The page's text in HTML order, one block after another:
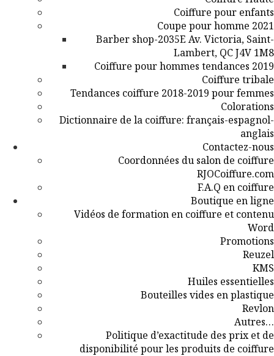
Coiffure pour enfants
Coupe pour homme 2021
Barber shop-2035E Av. Victoria, Saint-
Lambert, QC J4V 1M8
Coiffure pour hommes tendances 2019
Coiffure tribale
Tendances coiffure 2018-2019 pour femmes
Colorations
Dictionnaire de la coiffure: français-espagnol-
anglais
Contactez-nous
Coordonnées du salon de coiffure
RJOCoiffure.com
F.A.Q en coiffure
Boutique en ligne
Vidéos de formation en coiffure et contenu
Word
Promotions
Reuzel
KMS
Huiles essentielles
Bouteilles vides en plastique
Revlon
Autres…
Politique d’exactitude des prix et de
disponibilité pour les produits de coiffure